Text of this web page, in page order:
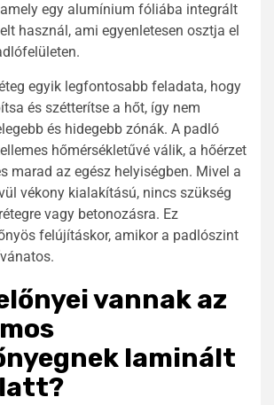
egy alumínium fóliába integrált
használ, ami egyenletesen osztja el
egyik legfontosabb feladata, hogy
és szétterítse a hőt, így nem
és hidegebb zónák. A padló
hőmérsékletűvé válik, a hőérzet
marad az egész helyiségben. Mivel a
vékony kialakítású, nincs szükség
vagy betonozásra. Ez
felújításkor, amikor a padlószint
vannak az
laminált